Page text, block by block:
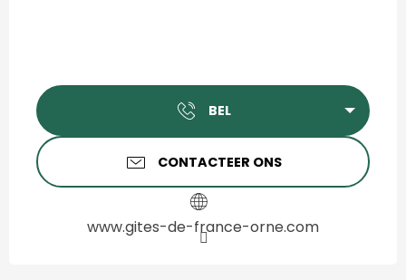
BEL
CONTACTEER ONS
www.gites-de-france-orne.com